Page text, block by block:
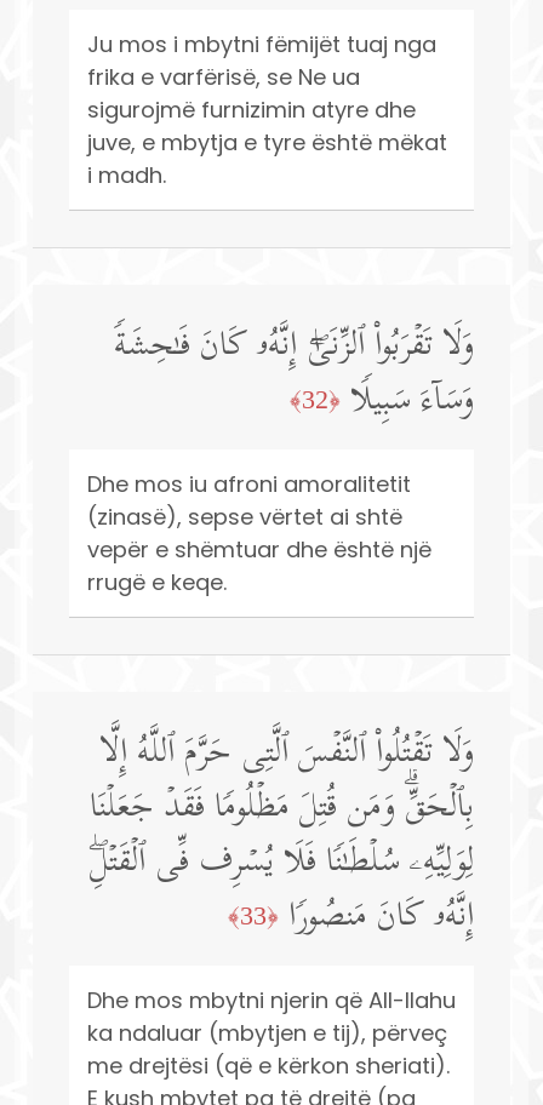
Ju mos i mbytni fëmijët tuaj nga
frika e varfërisë, se Ne ua
sigurojmë furnizimin atyre dhe
juve, e mbytja e tyre është mëkat
i madh.
وَلَا تَقۡرَبُوا۟ ٱلزِّنَىٰۤۖ إِنَّهُۥ كَانَ فَـٰحِشَةࣰ
وَسَاۤءَ سَبِیلࣰا ﴿32﴾
Dhe mos iu afroni amoralitetit
(zinasë), sepse vërtet ai shtë
vepër e shëmtuar dhe është një
rrugë e keqe.
وَلَا تَقۡتُلُوا۟ ٱلنَّفۡسَ ٱلَّتِی حَرَّمَ ٱللَّهُ إِلَّا
بِٱلۡحَقِّۗ وَمَن قُتِلَ مَظۡلُومࣰا فَقَدۡ جَعَلۡنَا
لِوَلِیِّهِۦ سُلۡطَـٰنࣰا فَلَا یُسۡرِف فِّی ٱلۡقَتۡلِۖ
إِنَّهُۥ كَانَ مَنصُورࣰا ﴿33﴾
Dhe mos mbytni njerin që All-llahu
ka ndaluar (mbytjen e tij), përveç
me drejtësi (që e kërkon sheriati).
E kush mbytet pa të drejtë (pa